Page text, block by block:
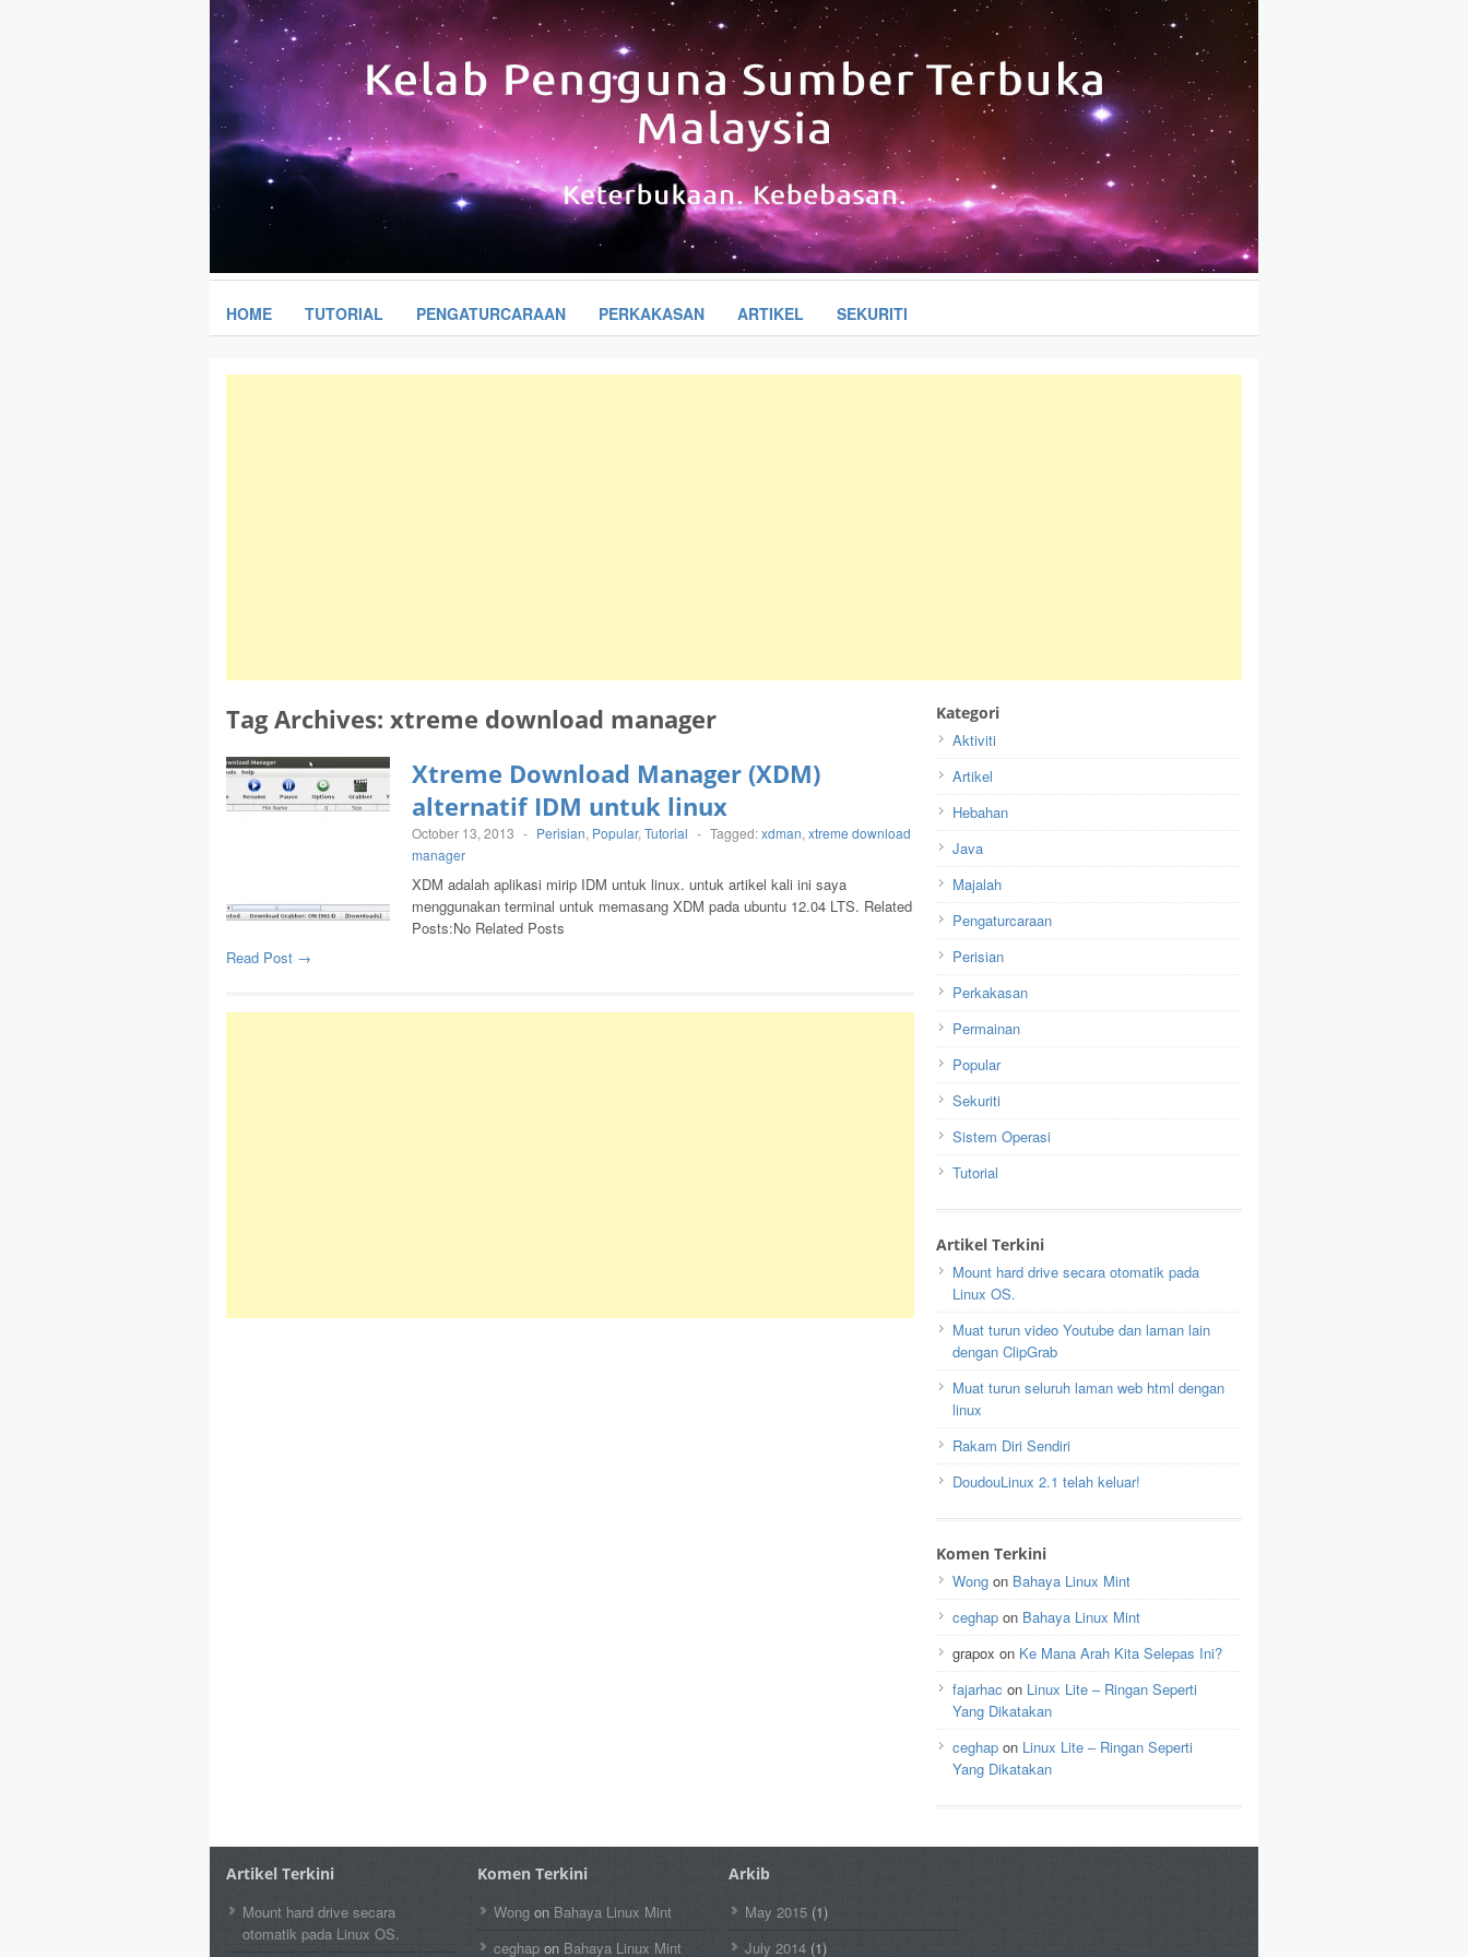
HOME TUTORIAL PENGATURCARAAN PERKAKASAN ARTIKEL SEKURITI
Tag Archives: xtreme download manager
Xtreme Download Manager (XDM)
alternatif IDM untuk linux
October 13, 2013 - Perisian, Popular, Tutorial - Tagged:xdman, xtreme download
manager
XDM adalah aplikasi mirip IDM untuk linux. untuk artikel kali ini saya
menggunakan terminal untuk memasang XDM pada ubuntu 12.04 LTS. Related
Posts:No Related Posts
Read Post →
Kategori
Aktiviti
Artikel
Hebahan
Java
Majalah
Pengaturcaraan
Perisian
Perkakasan
Permainan
Popular
Sekuriti
Sistem Operasi
Tutorial
Artikel Terkini
Mount hard drive secara otomatik pada
Linux OS.
Muat turun video Youtube dan laman lain
dengan ClipGrab
Muat turun seluruh laman web html dengan
linux
Rakam Diri Sendiri
DoudouLinux 2.1 telah keluar!
Komen Terkini
Wong on Bahaya Linux Mint
ceghap on Bahaya Linux Mint
grapox on Ke Mana Arah Kita Selepas Ini?
fajarhac on Linux Lite – Ringan Seperti
Yang Dikatakan
ceghap on Linux Lite – Ringan Seperti
Yang Dikatakan
Artikel Terkini
Mount hard drive secara
otomatik pada Linux OS.
Komen Terkini
Wong on Bahaya Linux Mint
ceghap on Bahaya Linux Mint
Arkib
May 2015 (1)
July 2014 (1)